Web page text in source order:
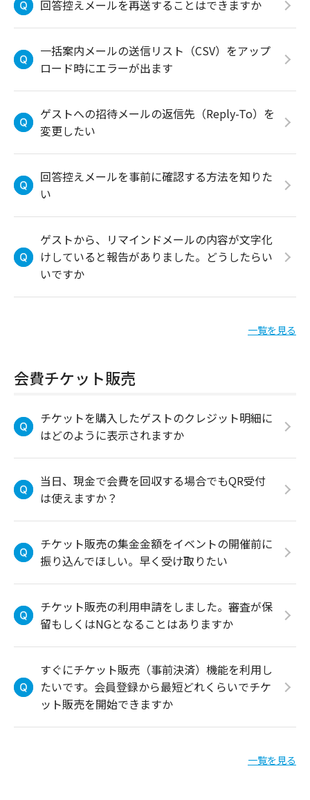
回答控えメールを再送することはできますか
一括案内メールの送信リスト（CSV）をアップ
ロード時にエラーが出ます
ゲストへの招待メールの返信先（Reply-To）を
変更したい
回答控えメールを事前に確認する方法を知りた
い
ゲストから、リマインドメールの内容が文字化
けしていると報告がありました。どうしたらい
いですか
一覧を見る
会費チケット販売
チケットを購入したゲストのクレジット明細に
はどのように表示されますか
当日、現金で会費を回収する場合でもQR受付
は使えますか？
チケット販売の集金金額をイベントの開催前に
振り込んでほしい。早く受け取りたい
チケット販売の利用申請をしました。審査が保
留もしくはNGとなることはありますか
すぐにチケット販売（事前決済）機能を利用し
たいです。会員登録から最短どれくらいでチケ
ット販売を開始できますか
一覧を見る